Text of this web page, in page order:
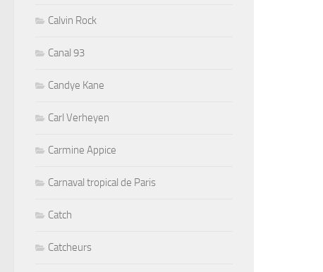
Calvin Rock
Canal 93
Candye Kane
Carl Verheyen
Carmine Appice
Carnaval tropical de Paris
Catch
Catcheurs